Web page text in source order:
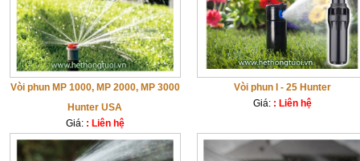
Vòi phun MP 1000, MP 2000, MP 3000
Hunter USA
Giá: : Liên hệ
Vòi phun I - 25 Hunter
Giá: : Liên hệ